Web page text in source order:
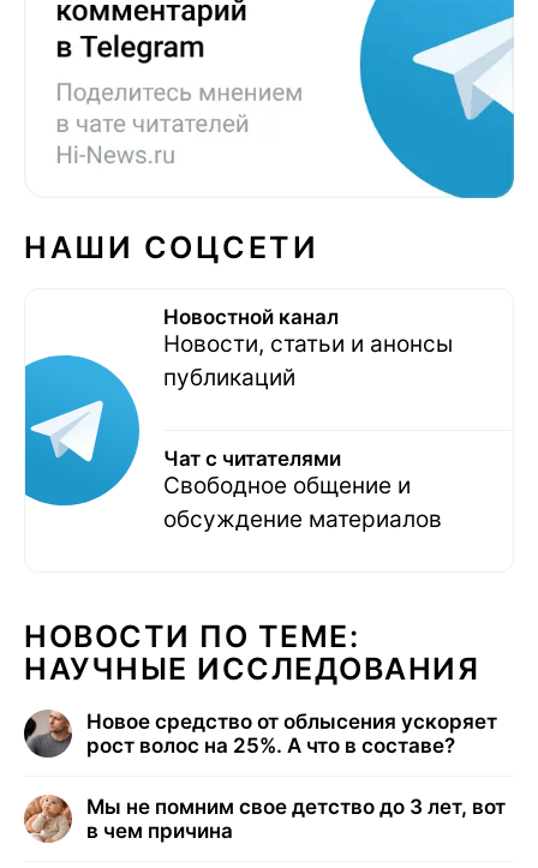
НАШИ СОЦСЕТИ
Новостной канал
Новости, статьи и анонсы
публикаций
Чат с читателями
Свободное общение и
обсуждение материалов
НОВОСТИ ПО ТЕМЕ:
НАУЧНЫЕ ИССЛЕДОВАНИЯ
Новое средство от облысения ускоряет
рост волос на 25%. А что в составе?
Мы не помним свое детство до 3 лет, вот
в чем причина